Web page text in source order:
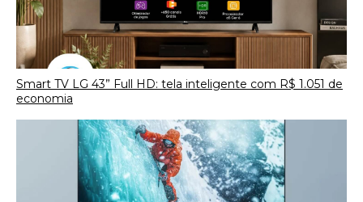
Smart TV LG 43” Full HD: tela inteligente com R$ 1.051 de
economia